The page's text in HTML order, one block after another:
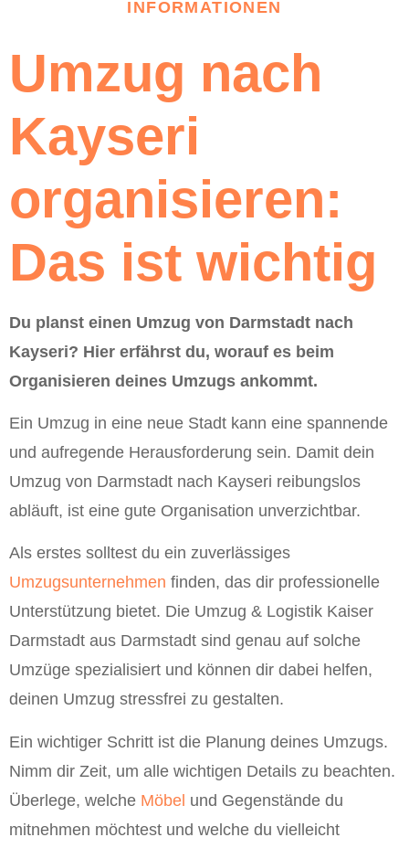
INFORMATIONEN
Umzug nach
Kayseri
organisieren:
Das ist wichtig
Du planst einen Umzug von Darmstadt nach
Kayseri? Hier erfährst du, worauf es beim
Organisieren deines Umzugs ankommt.
Ein Umzug in eine neue Stadt kann eine spannende
und aufregende Herausforderung sein. Damit dein
Umzug von Darmstadt nach Kayseri reibungslos
abläuft, ist eine gute Organisation unverzichtbar.
Als erstes solltest du ein zuverlässiges
Umzugsunternehmen finden, das dir professionelle
Unterstützung bietet. Die Umzug & Logistik Kaiser
Darmstadt aus Darmstadt sind genau auf solche
Umzüge spezialisiert und können dir dabei helfen,
deinen Umzug stressfrei zu gestalten.
Ein wichtiger Schritt ist die Planung deines Umzugs.
Nimm dir Zeit, um alle wichtigen Details zu beachten.
Überlege, welche Möbel und Gegenstände du
mitnehmen möchtest und welche du vielleicht